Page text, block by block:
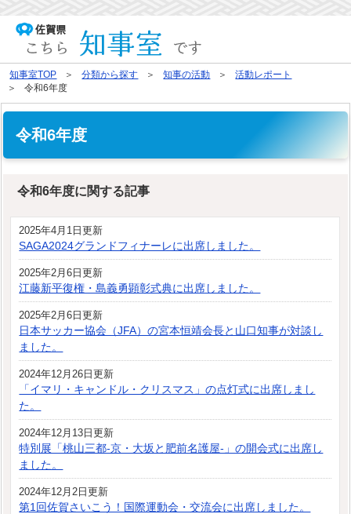
知事室TOP 分類から探す 知事の活動
活動レポート
令和6年度
令和6年度
令和6年度に関する記事
2025年4月1日更新
SAGA2024グランドフィナーレに出席しました。
2025年2月6日更新
江藤新平復権・島義勇顕彰式典に出席しました。
2025年2月6日更新
日本サッカー協会（JFA）の宮本恒靖会長と山口知事が対談し
ました。
2024年12月26日更新
「イマリ・キャンドル・クリスマス」の点灯式に出席しまし
た。
2024年12月13日更新
特別展「桃山三都-京・大坂と肥前名護屋-」の開会式に出席し
ました。
2024年12月2日更新
第1回佐賀さいこう！国際運動会・交流会に出席しました。